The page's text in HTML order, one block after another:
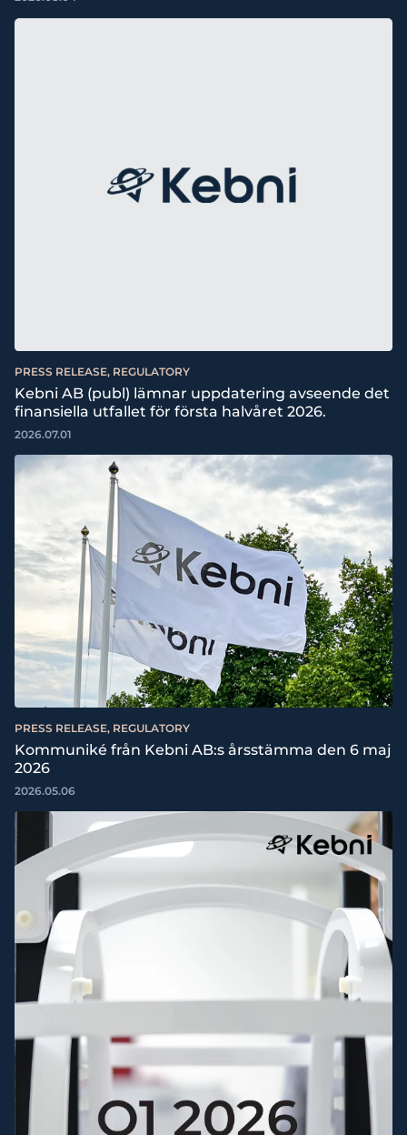
PRESS RELEASE, REGULATORY
Kebni AB (publ) lämnar uppdatering avseende det
finansiella utfallet för första halvåret 2026.
2026.07.01
PRESS RELEASE, REGULATORY
Kommuniké från Kebni AB:s årsstämma den 6 maj
2026
2026.05.06